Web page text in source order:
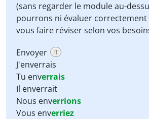
(sans regarder le module au-
pourrons ni évaluer correctement
vous faire réviser selon vos
Envoyer IT
J'enverrais
Tu enverrais
Il enverrait
Nous enverrions
Vous enverriez